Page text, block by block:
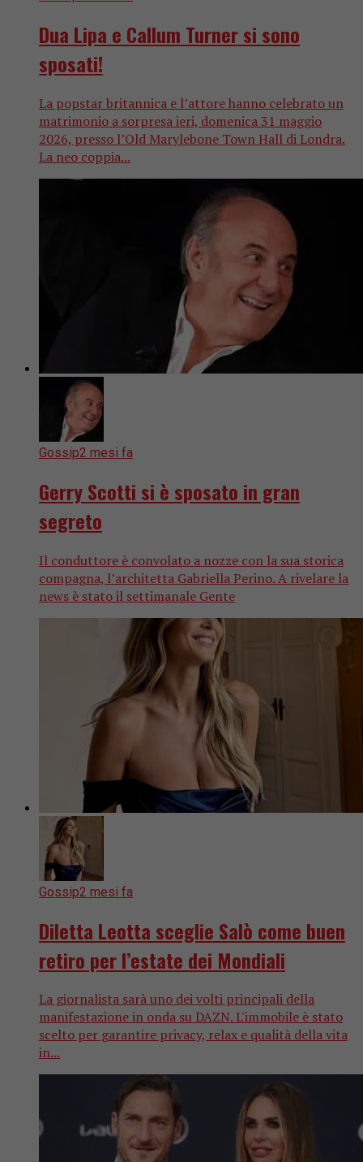
Dua Lipa e Callum Turner si sono
sposati!
La popstar britannica e l’attore hanno celebrato un
matrimonio a sorpresa ieri, domenica 31 maggio
2026, presso l’Old Marylebone Town Hall di Londra.
La neo coppia...
Gossip2 mesi fa
Gerry Scotti si è sposato in gran
segreto
Il conduttore è convolato a nozze con la sua storica
compagna, l’architetta Gabriella Perino. A rivelare la
news è stato il settimanale Gente
Gossip2 mesi fa
Diletta Leotta sceglie Salò come buen
retiro per l’estate dei Mondiali
La giornalista sarà uno dei volti principali della
manifestazione in onda su DAZN. L'immobile è stato
scelto per garantire privacy, relax e qualità della vita
in...